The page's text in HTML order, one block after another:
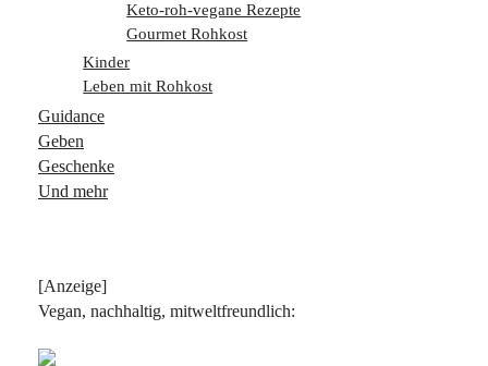
Keto-roh-vegane Rezepte
Gourmet Rohkost
Kinder
Leben mit Rohkost
Guidance
Geben
Geschenke
Und mehr
[Anzeige]
Vegan, nachhaltig, mitweltfreundlich: